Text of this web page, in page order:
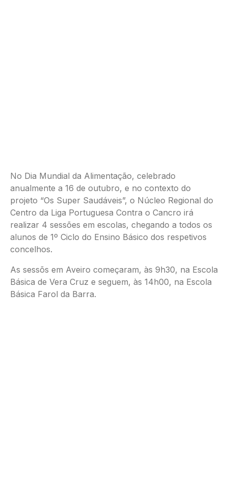
No Dia Mundial da Alimentação, celebrado
anualmente a 16 de outubro, e no contexto do
projeto “Os Super Saudáveis”, o Núcleo Regional do
Centro da Liga Portuguesa Contra o Cancro irá
realizar 4 sessões em escolas, chegando a todos os
alunos de 1º Ciclo do Ensino Básico dos respetivos
concelhos.
As sessõs em Aveiro começaram, às 9h30, na Escola
Básica de Vera Cruz e seguem, às 14h00, na Escola
Básica Farol da Barra.